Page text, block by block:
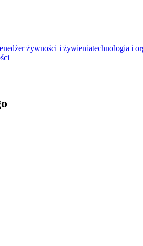
żywności i żywieniatechnologia i